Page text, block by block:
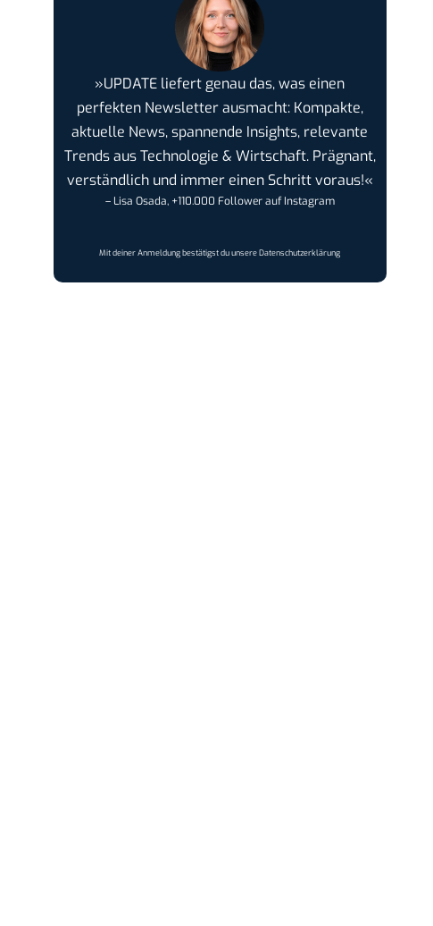
»UPDATE liefert genau das, was einen
perfekten Newsletter ausmacht: Kompakte,
aktuelle News, spannende Insights, relevante
Trends aus Technologie & Wirtschaft. Prägnant,
verständlich und immer einen Schritt voraus!«
– Lisa Osada, +110.000 Follower auf Instagram
Mit deiner Anmeldung bestätigst du unsereDatenschutzerklärung